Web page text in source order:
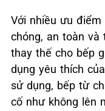
Với nhiều ưu
chóng, an toàn
thay thế cho bếp
dụng yêu thích
sử dụng, bếp từ
cố như không lên